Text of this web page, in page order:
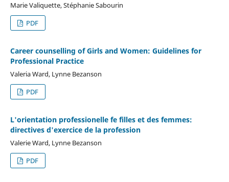
Marie Valiquette, Stéphanie Sabourin
PDF
Career counselling of Girls and Women: Guidelines for
Professional Practice
Valeria Ward, Lynne Bezanson
PDF
L'orientation professionelle fe filles et des femmes:
directives d'exercice de la profession
Valerie Ward, Lynne Bezanson
PDF